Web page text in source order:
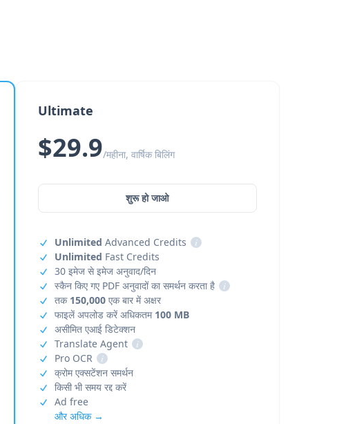
Ultimate
$29.9/महीना, वार्षिक बिलिंग
शुरू हो जाओ
Unlimited Advanced Credits
i
Unlimited Fast Credits
30 इमेज से इमेज अनुवाद/दिन
स्कैन किए गए PDF अनुवादों का समर्थन करता है
i
तक 150,000एक बार में अक्षर
फाइलें अपलोड करें अधिकतम 100 MB
असीमित एआई डिटेक्शन
Translate Agent
i
Pro OCR
i
क्रोम एक्सटेंशन समर्थन
किसी भी समय रद्द करें
Ad free
और अधिक →